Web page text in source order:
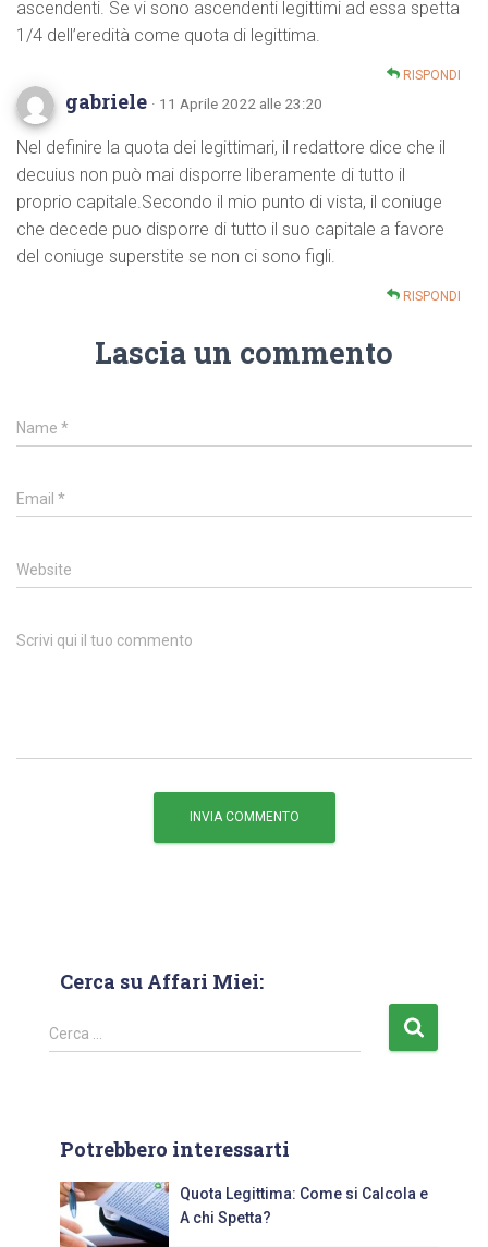
ascendenti. Se vi sono ascendenti legittimi ad essa spetta
1/4 dell’eredità come quota di legittima.
RISPONDI
gabriele · 11 Aprile 2022 alle 23:20
Nel definire la quota dei legittimari, il redattore dice che il
decuius non può mai disporre liberamente di tutto il
proprio capitale.Secondo il mio punto di vista, il coniuge
che decede puo disporre di tutto il suo capitale a favore
del coniuge superstite se non ci sono figli.
RISPONDI
Lascia un commento
Name *
Email *
Website
Scrivi qui il tuo commento
Cerca su Affari Miei:
Cerca …
Potrebbero interessarti
Quota Legittima: Come si Calcola e
A chi Spetta?